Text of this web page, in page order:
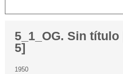
5_1_OG. Sin
5]
1950